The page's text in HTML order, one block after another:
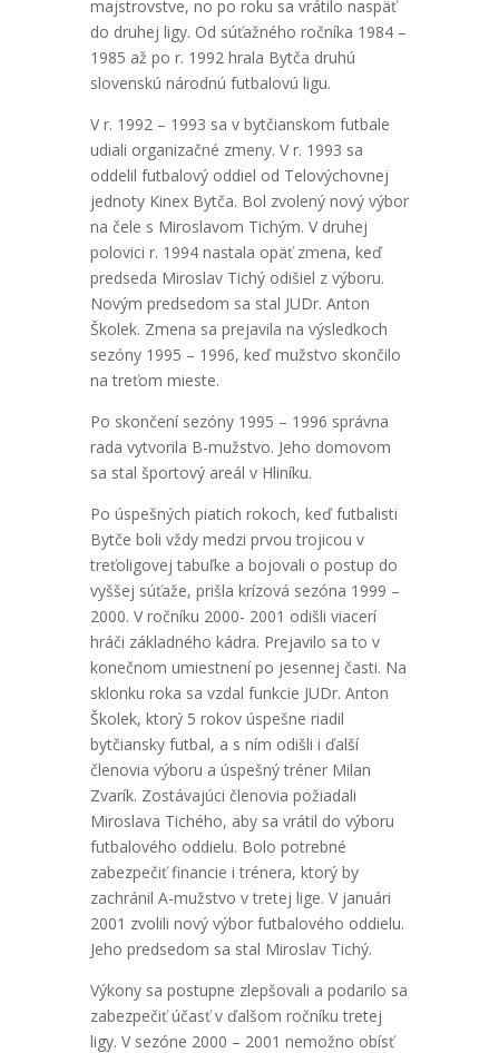
majstrovstve, no po roku sa vrátilo naspäť
do druhej ligy. Od súťažného ročníka 1984 –
1985 až po r. 1992 hrala Bytča druhú
slovenskú národnú futbalovú ligu.
V r. 1992 – 1993 sa v bytčianskom futbale
udiali organizačné zmeny. V r. 1993 sa
oddelil futbalový oddiel od Telovýchovnej
jednoty Kinex Bytča. Bol zvolený nový výbor
na čele s Miroslavom Tichým. V druhej
polovici r. 1994 nastala opäť zmena, keď
predseda Miroslav Tichý odišiel z výboru.
Novým predsedom sa stal JUDr. Anton
Školek. Zmena sa prejavila na výsledkoch
sezóny 1995 – 1996, keď mužstvo skončilo
na treťom mieste.
Po skončení sezóny 1995 – 1996 správna
rada vytvorila B-mužstvo. Jeho domovom
sa stal športový areál v Hliníku.
Po úspešných piatich rokoch, keď futbalisti
Bytče boli vždy medzi prvou trojicou v
treťoligovej tabuľke a bojovali o postup do
vyššej súťaže, prišla krízová sezóna 1999 –
2000. V ročníku 2000- 2001 odišli viacerí
hráči základného kádra. Prejavilo sa to v
konečnom umiestnení po jesennej časti. Na
sklonku roka sa vzdal funkcie JUDr. Anton
Školek, ktorý 5 rokov úspešne riadil
bytčiansky futbal, a s ním odišli i ďalší
členovia výboru a úspešný tréner Milan
Zvarík. Zostávajúci členovia požiadali
Miroslava Tichého, aby sa vrátil do výboru
futbalového oddielu. Bolo potrebné
zabezpečiť financie i trénera, ktorý by
zachránil A-mužstvo v tretej lige. V januári
2001 zvolili nový výbor futbalového oddielu.
Jeho predsedom sa stal Miroslav Tichý.
Výkony sa postupne zlepšovali a podarilo sa
zabezpečiť účasť v ďalšom ročníku tretej
ligy. V sezóne 2000 – 2001 nemožno obísť